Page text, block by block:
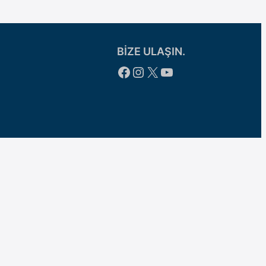
BİZE ULAŞIN.
Facebook
Instagram
X YouTube